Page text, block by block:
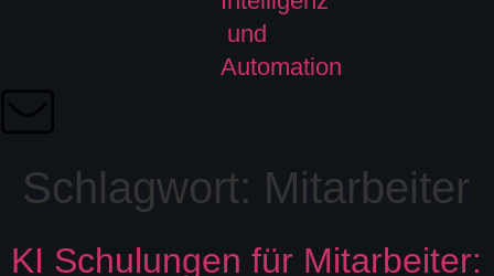
Schlagwort: Mitarbeiter
KI Schulungen für Mitarbeiter: